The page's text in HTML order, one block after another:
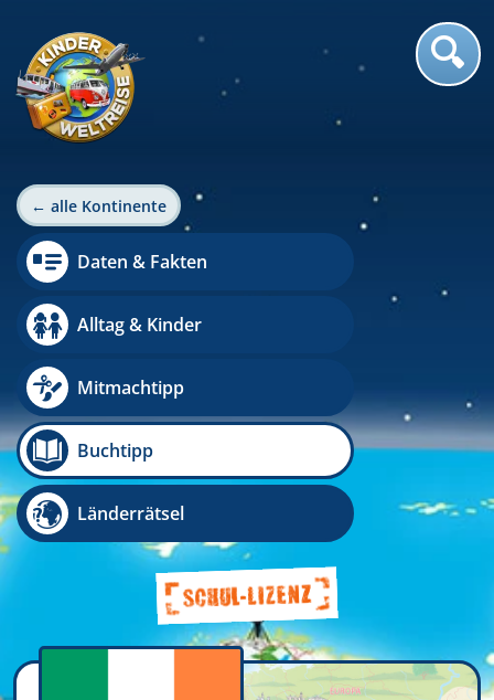
← alle Kontinente
Daten & Fakten
Alltag & Kinder
Mitmachtipp
Buchtipp
Länderrätsel